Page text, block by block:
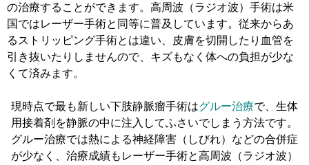
の治療することができます。高周波（ラジオ波）手術は米
国ではレーザー手術と同等に普及しています。従来からあ
るストリッピング手術とは違い、皮膚を切開したり血管を
引き抜いたりしませんので、キズもなく体への負担が少な
くて済みます。
現時点で最も新しい下肢静脈瘤手術はグルー治療で、生体
用接着剤を静脈の中に注入してふさいでしまう方法です。
グルー治療では熱による神経障害（しびれ）などの合併症
が少なく、治療成績もレーザー手術と高周波（ラジオ波）